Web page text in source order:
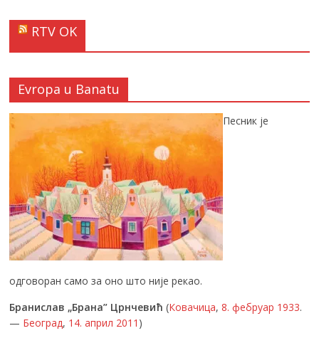
RTV OK
Evropa u Banatu
Песник је
одговоран само за оно што није рекао.
Бранислав „Брана” Црнчевић (Ковачица,8. фебруар 1933.
— Београд, 14. април 2011 )